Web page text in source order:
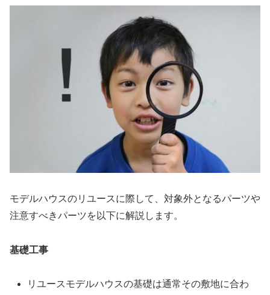
モデルハウスのリユースに際して、対象外となるパーツや
注意すべきパーツを以下に解説します。
基礎工事
リユースモデルハウスの基礎は通常その敷地に合わ